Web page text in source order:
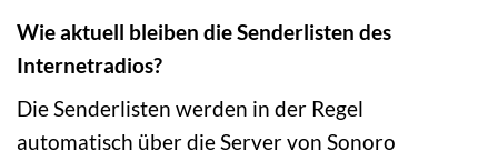
Wie aktuell bleiben die Senderlisten des
Internetradios?
Die Senderlisten werden in der Regel
automatisch über die Server von Sonoro